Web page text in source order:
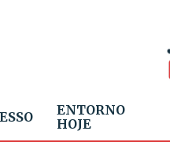
ENTORNO
HOJE